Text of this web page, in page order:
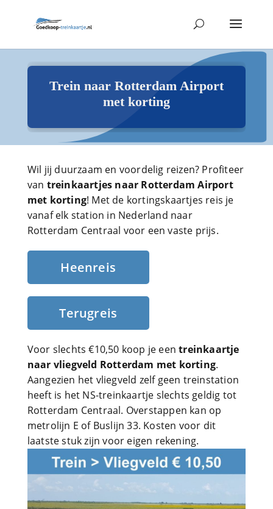
Trein naar Rotterdam Airport
met korting
Wil jij duurzaam en voordelig reizen? Profiteer
van treinkaartjes naar Rotterdam Airport
met korting! Met de kortingskaartjes reis je
vanaf elk station in Nederland naar
Rotterdam Centraal voor een vaste prijs.
Heenreis
Terugreis
Voor slechts €10,50 koop je eentreinkaartje
naar vliegveld Rotterdam met korting.
Aangezien het vliegveld zelf geen treinstation
heeft is het NS-treinkaartje slechts geldig tot
Rotterdam Centraal. Overstappen kan op
metrolijn E of Buslijn 33. Kosten voor dit
laatste stuk zijn voor eigen rekening.